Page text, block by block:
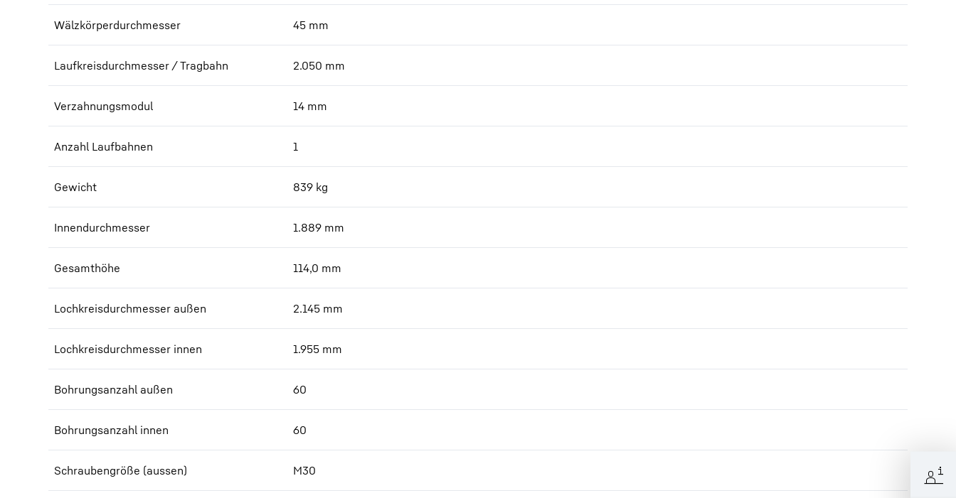
Wälzkörperdurchmesser 45 mm
Laufkreisdurchmesser / Tragbahn 2.050 mm
Verzahnungsmodul 14 mm
Anzahl Laufbahnen 1
Gewicht 839 kg
Innendurchmesser 1.889 mm
Gesamthöhe 114,0 mm
Lochkreisdurchmesser außen 2.145 mm
Lochkreisdurchmesser innen 1.955 mm
Bohrungsanzahl außen 60
Bohrungsanzahl innen 60
Schraubengröße (aussen) M30